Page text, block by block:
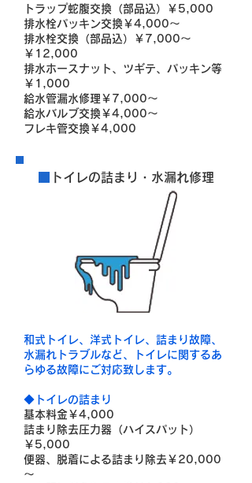
トラップ蛇腹交換（部品込）￥5,000
排水栓パッキン交換￥4,000～
排水栓交換（部品込）￥7,000～
￥12,000
排水ホースナット、ツギテ、パッキン等
￥1,000
給水管漏水修理￥7,000～
給水バルブ交換￥4,000～
フレキ管交換￥4,000
トイレの詰まり・水漏れ修理
和式トイレ、洋式トイレ、詰まり故障、
水漏れトラブルなど、トイレに関するあ
らゆる故障にご対応致します。
◆トイレの詰まり
基本料金￥4,000
詰まり除去圧力器（ハイスパット）
￥5,000
便器、脱着による詰まり除去￥20,000
～